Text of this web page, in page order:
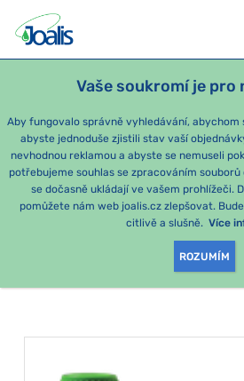
Vaše soukromí je pro
Aby fungovalo správně vyhledávání,
abyste jednoduše zjistili stav vaší
nevhodnou reklamou a abyste se nemuseli
potřebujeme souhlas se zpracováním
se dočasně ukládají ve vašem prohlížeči.
pomůžete nám web joalis.cz zlepšovat.
citlivě a slušně. Více
ROZUMÍM
PRODUKTY PODLE OBTÍŽÍ
Léto v pohodě
PRODUKTY PODLE
KATEGORIE:
LÉTO V POHODĚ